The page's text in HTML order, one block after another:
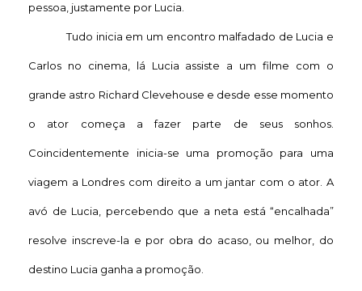
pessoa, justamente por Lucia.
Tudo inicia em um encontro malfadado de Lucia e
Carlos no cinema, lá Lucia assiste a um filme com o
grande astro Richard Clevehouse e desde esse momento
o ator começa a fazer parte de seus sonhos.
Coincidentemente inicia-se uma promoção para uma
viagem a Londres com direito a um jantar com o ator. A
avó de Lucia, percebendo que a neta está “encalhada”
resolve inscreve-la e por obra do acaso, ou melhor, do
destino Lucia ganha a promoção.